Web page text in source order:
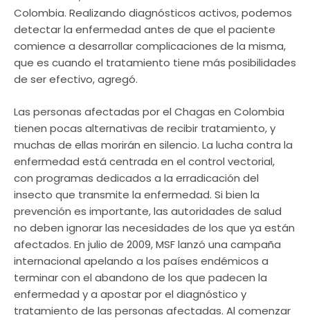
Colombia. Realizando diagnósticos activos, podemos
detectar la enfermedad antes de que el paciente
comience a desarrollar complicaciones de la misma,
que es cuando el tratamiento tiene más posibilidades
de ser efectivo, agregó.
Las personas afectadas por el Chagas en Colombia
tienen pocas alternativas de recibir tratamiento, y
muchas de ellas morirán en silencio. La lucha contra la
enfermedad está centrada en el control vectorial,
con programas dedicados a la erradicación del
insecto que transmite la enfermedad. Si bien la
prevención es importante, las autoridades de salud
no deben ignorar las necesidades de los que ya están
afectados. En julio de 2009, MSF lanzó una campaña
internacional apelando a los países endémicos a
terminar con el abandono de los que padecen la
enfermedad y a apostar por el diagnóstico y
tratamiento de las personas afectadas. Al comenzar